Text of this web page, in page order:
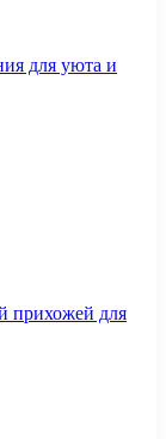
для уюта и
прихожей для